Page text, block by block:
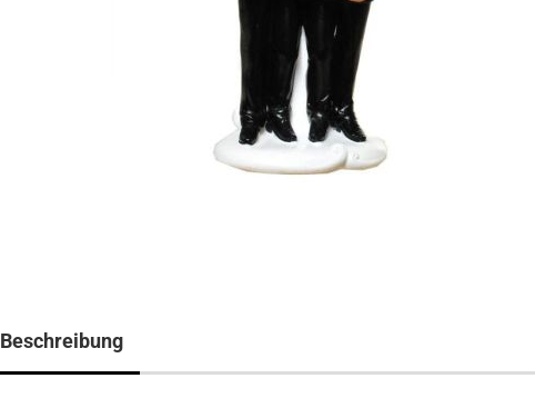
Beschreibung